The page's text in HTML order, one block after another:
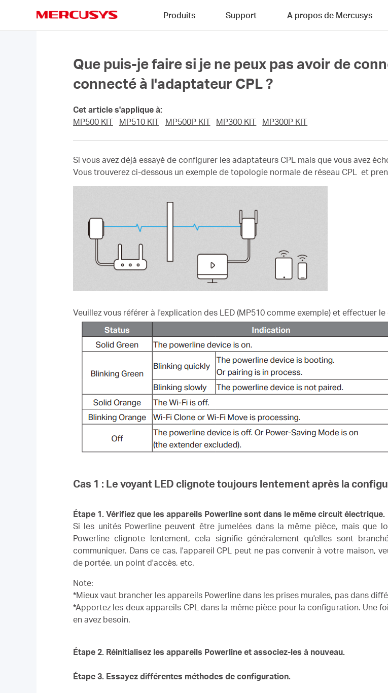
Produits Support A propos de Mercusys
Que puis-je faire si je ne peux pas avoir de
connecté à l'adaptateur CPL ?
Cet article s'applique à:
MP500 KIT
MP510 KIT MP500P KIT MP300 KIT MP300P KIT
Si vous avez déjà essayé de configurer les adaptateurs CPL mais que vous avez
Vous trouverez ci-dessous un exemple de topologie normale de réseau CPL et
Veuillez vous référer à l'explication des LED (MP510 comme exemple) et effectuer
Cas 1 : Le voyant LED clignote toujours lentement après la
Étape 1. Vérifiez que les appareils Powerline sont dans le même circuit électrique.
Si les unités Powerline peuvent être jumelées dans la même pièce, mais que
Powerline clignote lentement, cela signifie généralement qu'elles sont
communiquer. Dans ce cas, l'appareil CPL peut ne pas convenir à votre maison,
de portée, un point d'accès, etc.
Note:
*Mieux vaut brancher les appareils Powerline dans les prises murales, pas dans
*Apportez les deux appareils CPL dans la même pièce pour la configuration. Une
en avez besoin.
Étape 2. Réinitialisez les appareils Powerline et associez-les à nouveau.
Étape 3. Essayez différentes méthodes de configuration.